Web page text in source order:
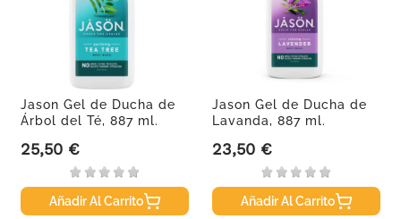
Jason Gel de Ducha de
Árbol del Té, 887 ml.
Precio
25,50 €
Añadir Al Carrito
Jason Gel de Ducha de
Lavanda, 887 ml.
Precio
23,50 €
Añadir Al Carrito